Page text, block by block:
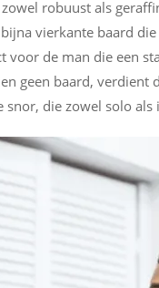
robuust als
vierkante baard
voor de man die een
geen baard,
die zowel solo